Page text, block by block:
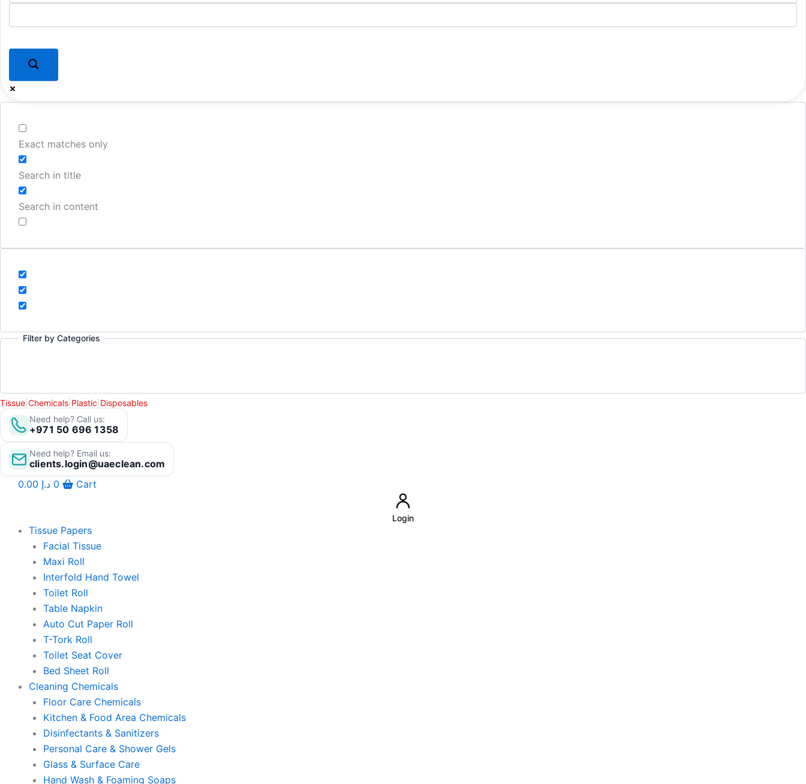
Exact matches only
Search in title
Search in content
Filter by Categories
Tissue Chemicals Plastic Disposables
Need help? Call us:
+971 50 696 1358
Need help? Email us:
clients.login@uaeclean.com
د.إ 0 Cart
Login
Tissue Papers
Facial Tissue
Maxi Roll
Interfold Hand Towel
Toilet Roll
Table Napkin
Auto Cut Paper Roll
T-Tork Roll
Toilet Seat Cover
Bed Sheet Roll
Cleaning Chemicals
Floor Care Chemicals
Kitchen & Food Area Chemicals
Disinfectants & Sanitizers
Personal Care & Shower Gels
Glass & Surface Care
Hand Wash & Foaming Soaps